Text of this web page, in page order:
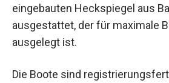
eingebauten Heckspiegel aus
ausgestattet, der für maximale
ausgelegt ist.
Die Boote sind